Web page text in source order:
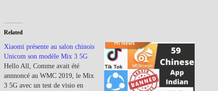
Related
Xiaomi présente au salon chinois
Unicom son modèle Mix 3 5G
Hello All, Comme avait été
annnoncé au WMC 2019, le Mix
3 5G avec un test de visio en